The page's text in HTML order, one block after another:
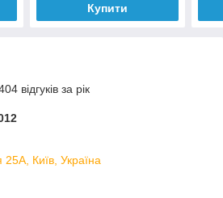
Купити
відгуків за рік
Київ, Україна